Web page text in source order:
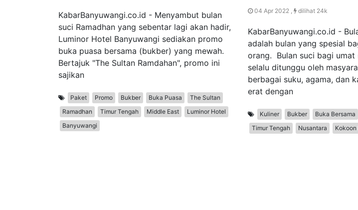
KabarBanyuwangi.co.id - Menyambut bulan
suci Ramadhan yang sebentar lagi akan hadir,
Luminor Hotel Banyuwangi sediakan promo
buka puasa bersama (bukber) yang mewah.
Bertajuk "The Sultan Ramdahan", promo ini
sajikan
Paket Promo Bukber Buka Puasa
The Sultan
Ramadhan
Timur Tengah Middle East
Luminor Hotel
Banyuwangi
04 Apr 2022 , dilihat 24k
KabarBanyuwangi.co.id -
adalah bulan yang spesial
orang. Bulan suci bagi umat
selalu ditunggu oleh
berbagai suku, agama, dan
erat dengan
Kuliner Bukber Buka Bersama
Timur Tengah
Nusantara Kokoon